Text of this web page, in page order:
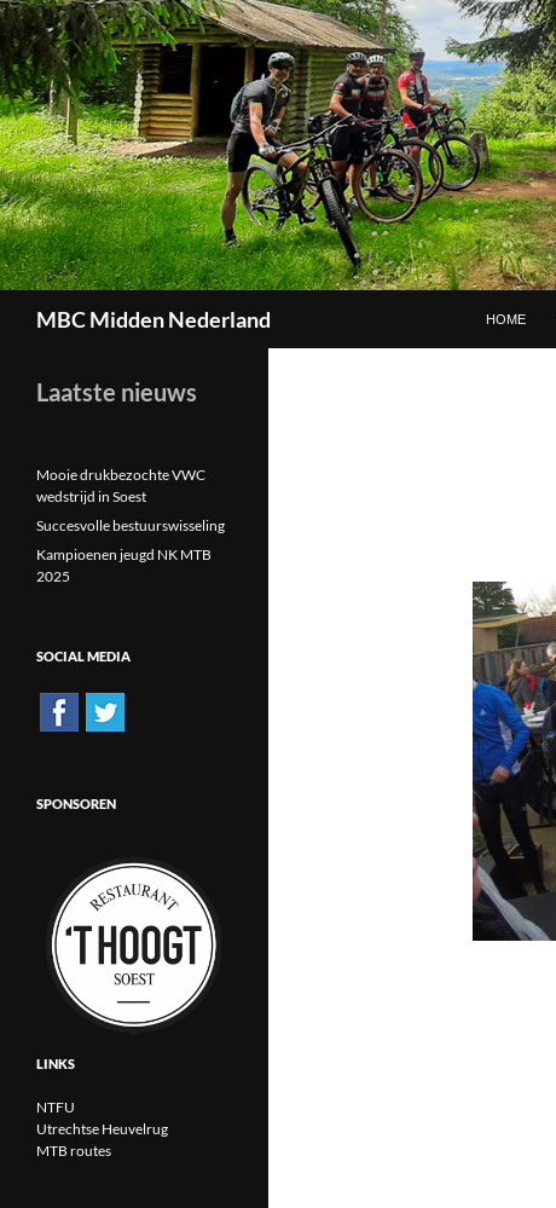
MBC Midden Nederland HOME
Laatste nieuws
Mooie drukbezochte VWC
wedstrijd in Soest
Succesvolle bestuurswisseling
Kampioenen jeugd NK MTB
2025
SOCIAL MEDIA
SPONSOREN
LINKS
NTFU
Utrechtse Heuvelrug
MTB routes